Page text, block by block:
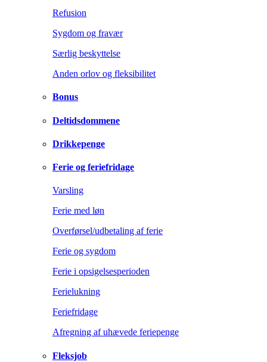
Refusion
Sygdom og fravær
Særlig beskyttelse
Anden orlov og fleksibilitet
Bonus
Deltidsdommene
Drikkepenge
Ferie og feriefridage
Varsling
Ferie med løn
Overførsel/udbetaling af ferie
Ferie og sygdom
Ferie i opsigelsesperioden
Ferielukning
Feriefridage
Afregning af uhævede feriepenge
Fleksjob